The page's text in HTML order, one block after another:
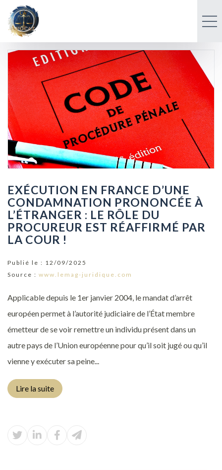
EXÉCUTION EN FRANCE D’UNE
CONDAMNATION PRONONCÉE À
L’ÉTRANGER : LE RÔLE DU
PROCUREUR EST RÉAFFIRMÉ PAR
LA COUR !
Publié le : 12/09/2025
Source : www.lemag-juridique.com
Applicable depuis le 1er janvier 2004, le mandat d’arrêt
européen permet à l’autorité judiciaire de l’État membre
émetteur de se voir remettre un individu présent dans un
autre pays de l’Union européenne pour qu’il soit jugé ou qu’il
vienne y exécuter sa peine...
Lire la suite